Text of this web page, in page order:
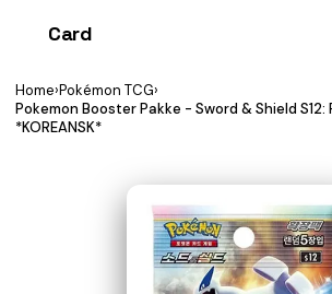
Card
Home›Pokémon TCG›
Pokemon Booster Pakke - Sword & Shield
*KOREANSK*